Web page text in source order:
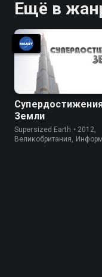
Ещё в
Земли
Supersized Earth • 2012,
Великобритания,